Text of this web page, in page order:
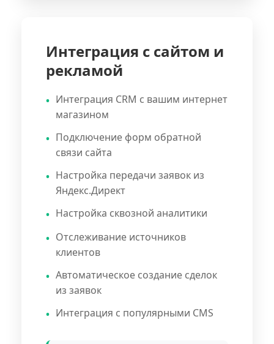
Интеграция с сайтом и
рекламой
Интеграция CRM с вашим интернет
магазином
Подключение форм обратной
связи сайта
Настройка передачи заявок из
Яндекс.Директ
Настройка сквозной аналитики
Отслеживание источников
клиентов
Автоматическое создание сделок
из заявок
Интеграция с популярными CMS